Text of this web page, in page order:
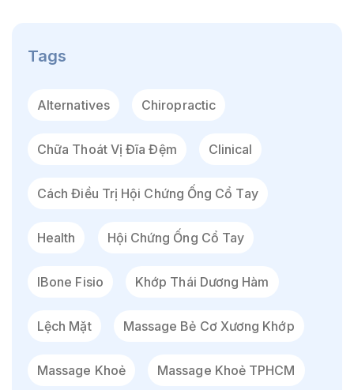
Tags
Alternatives Chiropractic
Chữa Thoát Vị Đĩa Đệm Clinical
Cách Điều Trị Hội Chứng Ống Cổ Tay
Health Hội Chứng Ống Cổ Tay
IBone Fisio Khớp Thái Dương Hàm
Lệch Mặt Massage Bẻ Cơ Xương Khớp
Massage Khoẻ Massage Khoẻ TPHCM